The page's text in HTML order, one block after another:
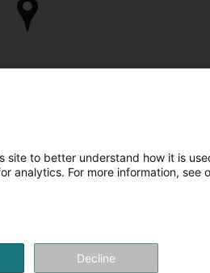
site to better understand how it is
analytics. For more information, see
Decline